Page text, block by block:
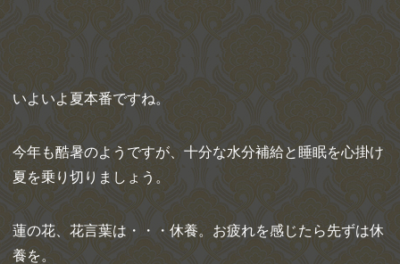
いよいよ夏本番ですね。
今年も酷暑のようですが、十分な水分補給と睡眠を心掛け
夏を乗り切りましょう。
蓮の花、花言葉は・・・休養。お疲れを感じたら先ずは休
養を。